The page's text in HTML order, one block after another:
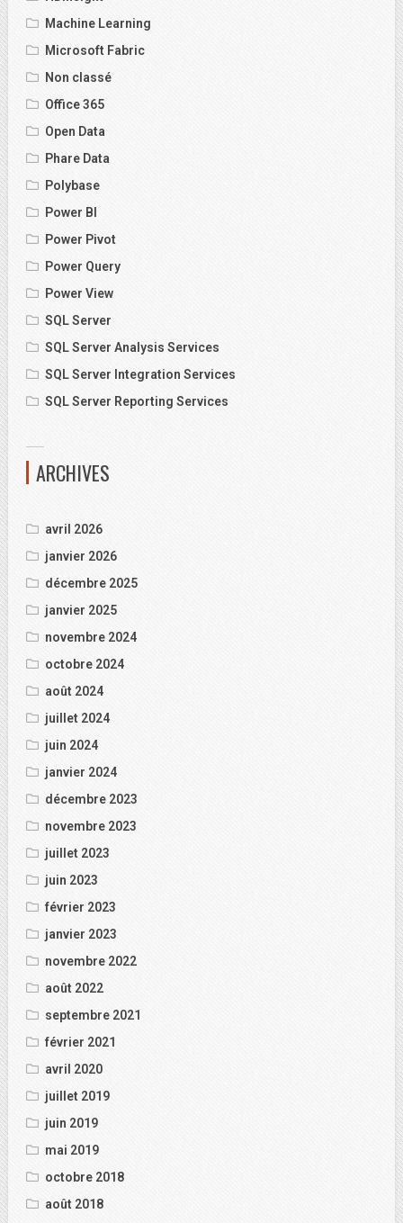
Machine Learning
Microsoft Fabric
Non classé
Office 365
Open Data
Phare Data
Polybase
Power BI
Power Pivot
Power Query
Power View
SQL Server
SQL Server Analysis Services
SQL Server Integration Services
SQL Server Reporting Services
ARCHIVES
avril 2026
janvier 2026
décembre 2025
janvier 2025
novembre 2024
octobre 2024
août 2024
juillet 2024
juin 2024
janvier 2024
décembre 2023
novembre 2023
juillet 2023
juin 2023
février 2023
janvier 2023
novembre 2022
août 2022
septembre 2021
février 2021
avril 2020
juillet 2019
juin 2019
mai 2019
octobre 2018
août 2018